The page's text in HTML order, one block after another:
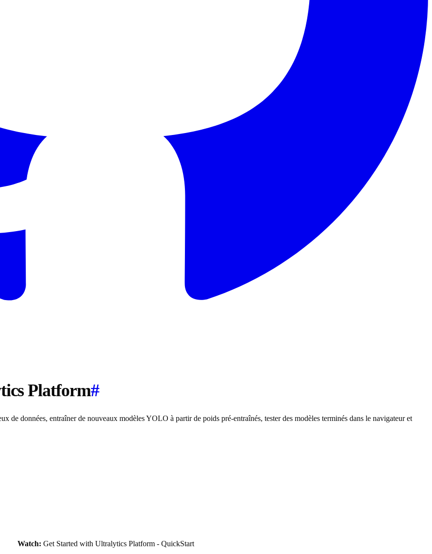
Platform#
de données, entraîner de nouveaux modèles YOLO à partir de poids pré-entraînés, tester des modèles terminés dans le navigateur et
Watch: Get Started with Ultralytics Platform - QuickStart